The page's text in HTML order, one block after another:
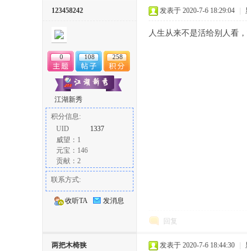
论
123458242
0 108 258
江湖新秀
积分信息:
UID
1337
威望：1
元宝：146
贡献：2
联系方式:
收听TA 发消息
发表于 2020-7-6 18:29:04
人生从来不是活给别人看
回复
两把木椅狭 发表于 2020-7-6 18:44:30